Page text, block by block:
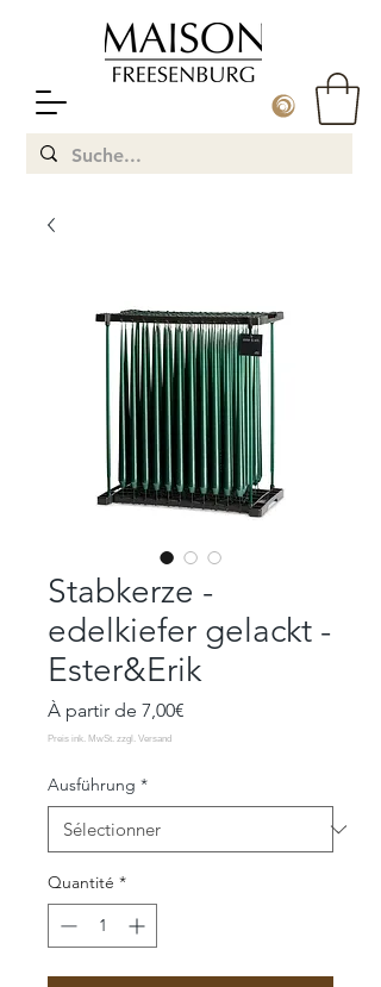
Stabkerze -
edelkiefer gelackt -
Ester&Erik
À partir de 7,00€
Ausführung *
Quantité *